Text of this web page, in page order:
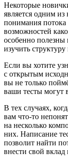
Некоторые
является одним
понимания
возможностей
особенно полезны
изучить
Если вы хотите
с открытым
вы не только
ваши тесты могут
В тех случаях,
вам что-то
на несколько
них. Написание
позволит найти
внести свой